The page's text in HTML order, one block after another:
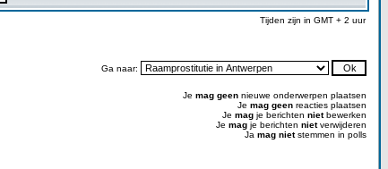
Tijden zijn in GMT + 2 uur
Ga naar:
Je mag geen nieuwe onderwerpen plaatsen
Je mag geen reacties plaatsen
Je mag je berichten nietbewerken
Je mag je berichten nietverwijderen
Ja mag nietstemmen in polls